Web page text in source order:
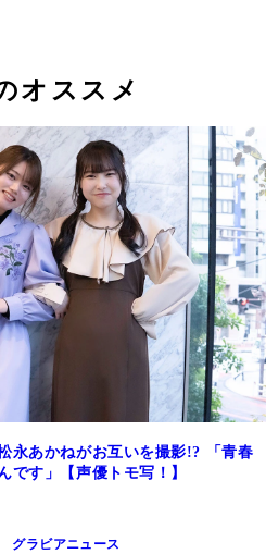
オススメ
永あかねがお互いを撮影!? 「青春
です」【声優トモ写！】
グラビアニュース